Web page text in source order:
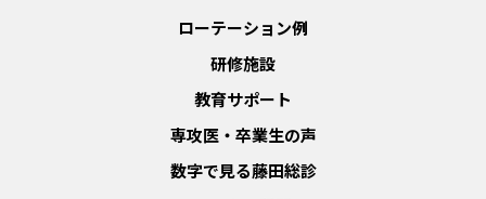
ローテーション例
研修施設
教育サポート
専攻医・卒業生の声
数字で見る藤田総診